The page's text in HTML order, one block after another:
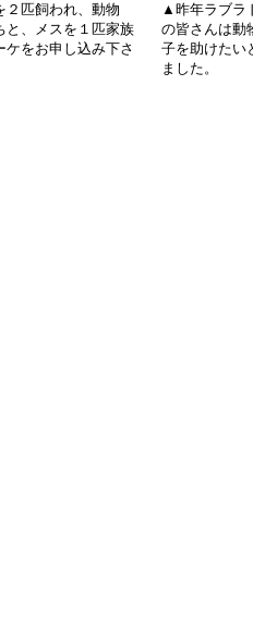
匹飼われ、動物
と、メスを１匹家族
ケをお申し込み下さ
▲昨年ラブラ
の皆さんは動
子を助けたい
ました。